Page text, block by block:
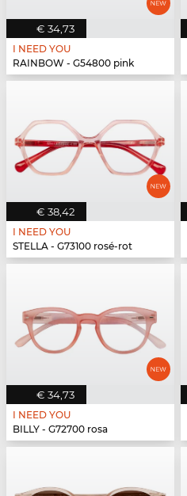
€ 34,73
I NEED YOU
RAINBOW - G54800 pink
€ 38,42
I NEED YOU
STELLA - G73100 rosé-rot
€ 34,73
I NEED YOU
BILLY - G72700 rosa